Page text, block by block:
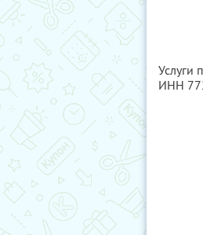
Услуги
ИНН